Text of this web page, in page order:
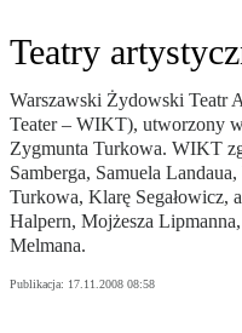
Teatry
Warszawski Żydowski Teatr
Teater – WIKT), utworzony
Zygmunta Turkowa. WIKT
Samberga, Samuela
Turkowa, Klarę Segałowicz,
Halpern, Mojżesza
Melmana.
Publikacja: 17.11.2008 08:58